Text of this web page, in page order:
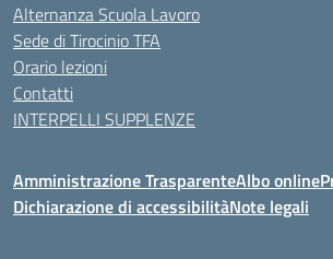
Alternanza Scuola Lavoro
Sede di Tirocinio TFA
Orario lezioni
Contatti
INTERPELLI SUPPLENZE
Amministrazione TrasparenteAlbo online
Dichiarazione di accessibilitàNote legali